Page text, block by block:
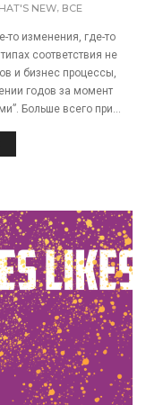
NEW ВСЕ
то изменения, где-то
соответствия не
и бизнес процессы,
годов за момент
Больше всего при...